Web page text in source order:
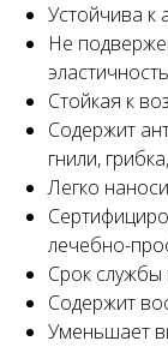
Устойчива к
Не
Стойкая к
Содержит
гнили,
Легко
лечебно-
Срок службы
Содержит
Уменьшает